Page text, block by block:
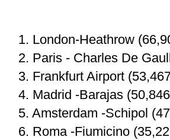
1. London-Heathrow
2. Paris - Charles De
3. Frankfurt Airport
4. Madrid -Barajas
5. Amsterdam -Schipol
6. Roma -Fiumicino